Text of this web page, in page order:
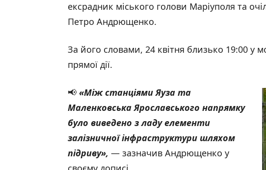
ексрадник міського голови Маріуполя та
Петро Андрющенко.
За його словами, 24 квітня близько 19:00 у
прямої дії.
📢 «Між станціями Яуза та
Маленковська Ярославського напрямку
було виведено з ладу елементи
залізничної інфраструктури шляхом
підриву», — зазначив Андрющенко у